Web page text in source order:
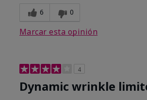
6 0
Marcar esta opinión
4
Dynamic wrinkle